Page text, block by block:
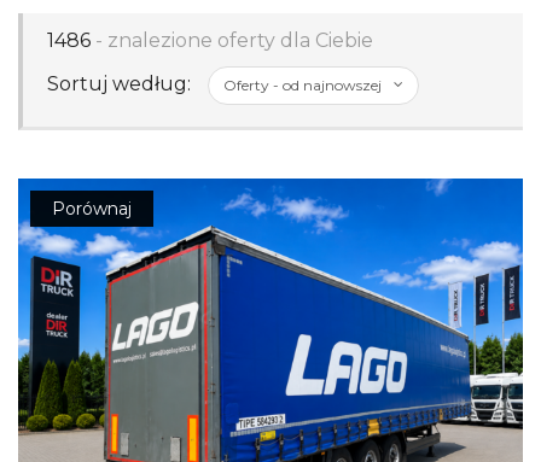
1486 - znalezione oferty dla Ciebie
Sortuj według:
Porównaj